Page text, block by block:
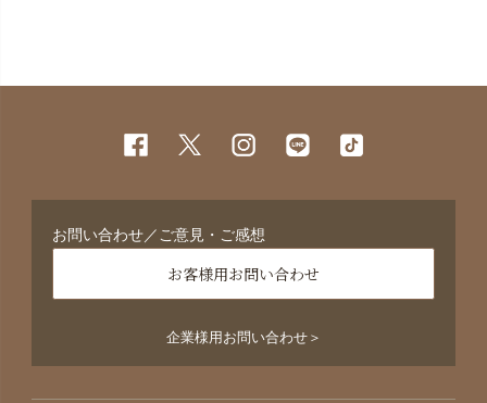
お問い合わせ／ご意見・ご感想
お客様用お問い合わせ
企業様用お問い合わせ＞